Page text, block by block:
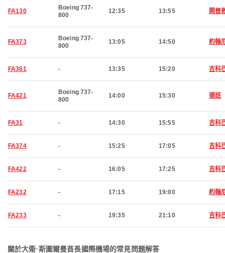
FA130
Boeing 737-
800
12:35 13:55 開普
FA373
Boeing 737-
800
13:05 14:50 約翰
FA361 - 13:35 15:20 吉科
FA421
Boeing 737-
800
14:00 15:30 德班
FA31 - 14:30 15:55 吉科
FA374 - 15:25 17:05 吉科
FA422 - 16:05 17:25 吉科
FA232 - 17:15 19:00 約翰
FA233 - 19:35 21:10 吉科
關於大衛·斯圖爾曼酋長國際機場的常見問題解答